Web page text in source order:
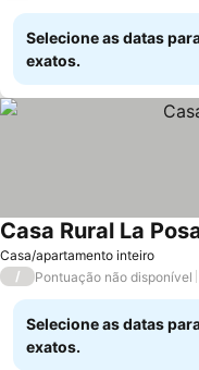
Selecione as datas
exatos.
Casa/apartamento inteiro
Casa Rural La
/ Pontuação não disponível
Selecione as datas
exatos.